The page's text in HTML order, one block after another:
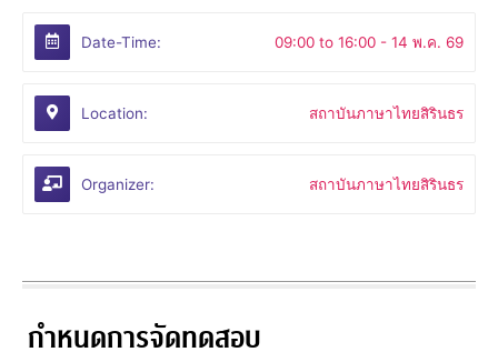
กำหนดการจัดทดสอบ
Date-Time: 09:00 to 16:00 - 14 พ.ค. 69
Location: สถาบันภาษาไทยสิรินธร
Organizer: สถาบันภาษาไทยสิรินธร